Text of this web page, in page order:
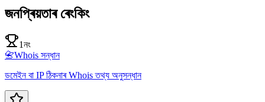
জনপ্ৰিয়তাৰ ৰেংকিং
1নং
📇Whois সন্ধান
ডমেইন বা IP ঠিকনাৰ Whois তথ্য অনুসন্ধান